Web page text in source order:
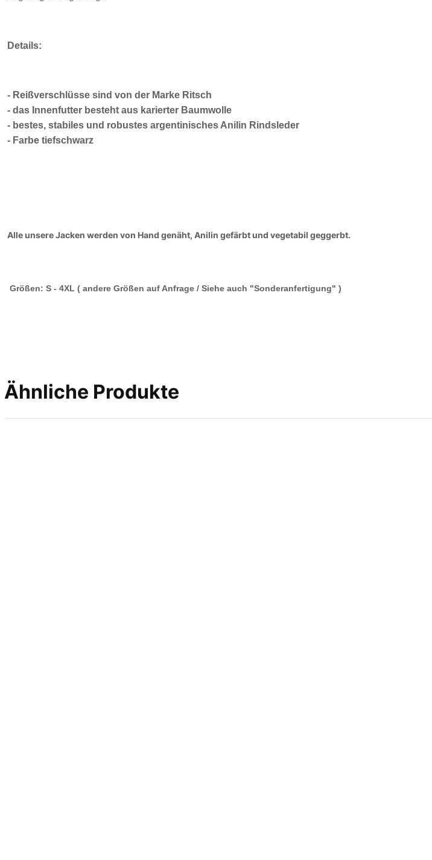
Details:
- Reißverschlüsse sind von der Marke Ritsch
- das Innenfutter besteht aus karierter Baumwolle
- bestes, stabiles und robustes argentinisches Anilin Rindsleder
- Farbe tiefschwarz
Alle unsere Jacken werden von Hand genäht, Anilin gefärbt und vegetabil geggerbt.
Größen: S - 4XL ( andere Größen auf Anfrage / Siehe auch "Sonderanfertigung" )
Ähnliche Produkte